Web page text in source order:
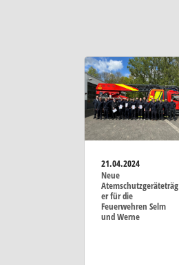
21.04.2024
Neue
Atemschutzgeräteträg
er für die
Feuerwehren Selm
und Werne